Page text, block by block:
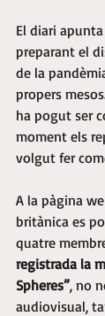
El diari
preparant el
de la
propers
ha pogut ser
moment els
volgut fer
A la pàgina
britànica es
quatre
registrada la
Spheres”, no
audiovisual,